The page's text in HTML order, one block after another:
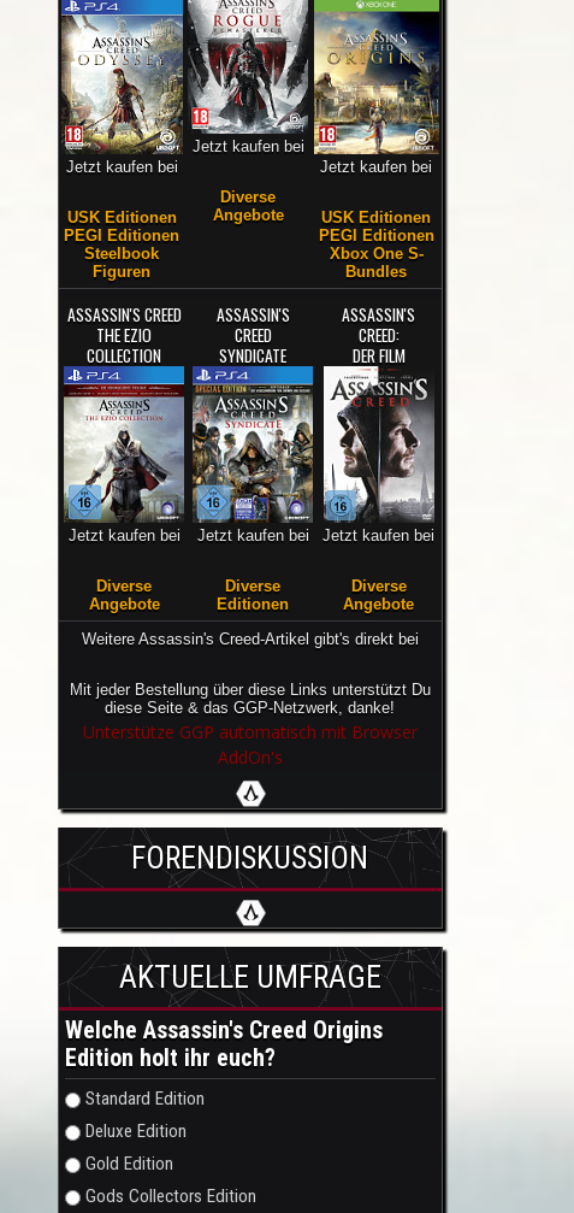
Jetzt kaufen bei
USK Editionen
PEGI Editionen
Steelbook
Figuren
Jetzt kaufen bei
Diverse
Angebote
Jetzt kaufen bei
USK Editionen
PEGI Editionen
Xbox One S-
Bundles
ASSASSIN'S CREED
THE EZIO
COLLECTION
Jetzt kaufen bei
Diverse
Angebote
ASSASSIN'S
CREED
SYNDICATE
Jetzt kaufen bei
Diverse
Editionen
ASSASSIN'S
CREED:
DER FILM
Jetzt kaufen bei
Diverse
Angebote
Weitere Assassin's Creed-Artikel gibt's direkt bei
Mit jeder Bestellung über diese Links unterstützt Du
diese Seite & das GGP-Netzwerk, danke!
Unterstütze GGP automatisch mit Browser
AddOn's
FORENDISKUSSION
AKTUELLE UMFRAGE
Welche Assassin's Creed Origins
Edition holt ihr euch?
Auswahlmöglichkeiten
Standard Edition
Deluxe Edition
Gold Edition
Gods Collectors Edition